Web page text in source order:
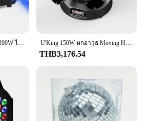
and Wholesale**
of professionals in the
these dj lights are available
making them an excellent
and suppliers. Their durability
make them a reliable option for
your customers receive a product
but exceeds their expectations.
to enhance your own
top-quality equipment to
lights are designed to deliver.
U'king เครื่องสร้างหมอก1200W ไฟ LED, เครื่องพ่นหมอกดิสโก้หลากสีเอฟเฟกต์ปาร์ตี้คริสต์มาสไฟเวที U'King 150W หกอาวุธ Moving Head Stage Light 4in1 LED RGBW Beam Wash Light DMX512 ผลแสงสําหรับ DJ Disco Party งานแต่งงาน
THB3,176.54